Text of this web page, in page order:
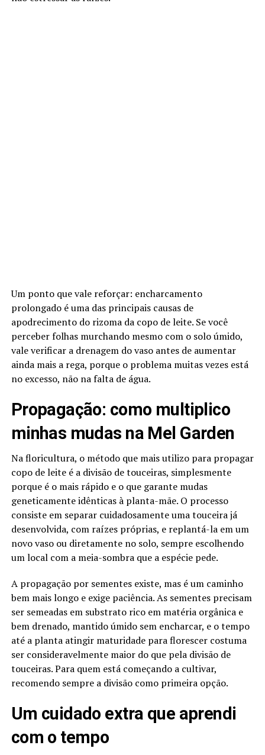
Um ponto que vale reforçar: encharcamento
prolongado é uma das principais causas de
apodrecimento do rizoma da copo de leite. Se você
perceber folhas murchando mesmo com o solo úmido,
vale verificar a drenagem do vaso antes de aumentar
ainda mais a rega, porque o problema muitas vezes está
no excesso, não na falta de água.
Propagação: como multiplico
minhas mudas na Mel Garden
Na floricultura, o método que mais utilizo para propagar
copo de leite é a divisão de touceiras, simplesmente
porque é o mais rápido e o que garante mudas
geneticamente idênticas à planta-mãe. O processo
consiste em separar cuidadosamente uma touceira já
desenvolvida, com raízes próprias, e replantá-la em um
novo vaso ou diretamente no solo, sempre escolhendo
um local com a meia-sombra que a espécie pede.
A propagação por sementes existe, mas é um caminho
bem mais longo e exige paciência. As sementes precisam
ser semeadas em substrato rico em matéria orgânica e
bem drenado, mantido úmido sem encharcar, e o tempo
até a planta atingir maturidade para florescer costuma
ser consideravelmente maior do que pela divisão de
touceiras. Para quem está começando a cultivar,
recomendo sempre a divisão como primeira opção.
Um cuidado extra que aprendi
com o tempo